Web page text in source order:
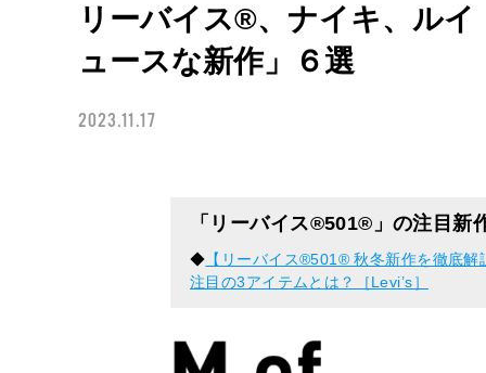
リーバイス®︎、ナイキ、ル
ュースな新作」６選
2023.11.17
「リーバイス®︎501®︎」の注目新
◆ 【リーバイス®501® 秋冬新作を徹底
注目の3アイテムとは？［Levi’s］